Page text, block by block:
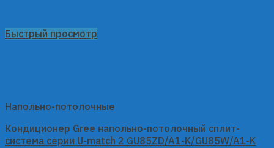
Быстрый просмотр
Напольно-потолочные
Кондиционер Gree напольно-потолочный сплит-
система серии U-match 2 GU85ZD/A1-K/GU85W/A1-K